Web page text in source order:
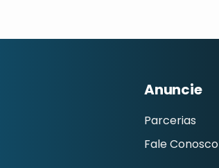
Anuncie
Parcerias
Fale Conosco